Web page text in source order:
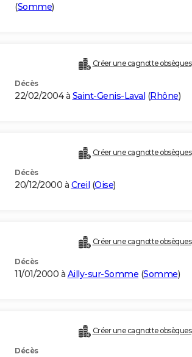
(Somme)
Créer une cagnotte obsèques
Décès
22/02/2004 à Saint-Genis-Laval (Rhône)
Créer une cagnotte obsèques
Décès
20/12/2000 à Creil (Oise)
Créer une cagnotte obsèques
Décès
11/01/2000 à Ailly-sur-Somme (Somme)
Créer une cagnotte obsèques
Décès